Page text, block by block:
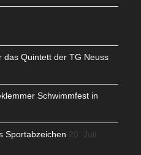
das Quintett der TG Neuss
Schwimmfest in
Sportabzeichen 20. Juli